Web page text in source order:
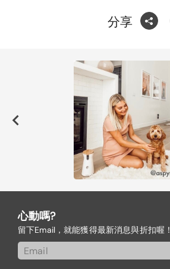
分享
心動嗎?
留下Email，就能獲得最新消息與折扣喔！